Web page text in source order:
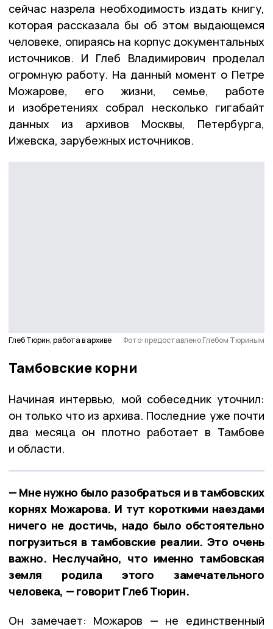
сейчас назрела необходимость издать книгу,
которая рассказала бы об этом выдающемся
человеке, опираясь на корпус документальных
источников. И Глеб Владимирович проделал
огромную работу. На данный момент о Петре
Можарове, его жизни, семье, работе
и изобретениях собрал несколько гигабайт
данных из архивов Москвы, Петербурга,
Ижевска, зарубежных источников.
Глеб Тюрин, работа в архиве Фото: предоставлено Глебом Тюриным
Тамбовские корни
Начиная интервью, мой собеседник уточнил:
он только что из архива. Последние уже почти
два месяца он плотно работает в Тамбове
и области.
— Мне нужно было разобраться и в тамбовских
корнях Можарова. И тут короткими наездами
ничего не достичь, надо было обстоятельно
погрузиться в тамбовские реалии. Это очень
важно. Неслучайно, что именно тамбовская
земля родила этого замечательного
человека, — говорит Глеб Тюрин.
Он замечает: Можаров — не единственный